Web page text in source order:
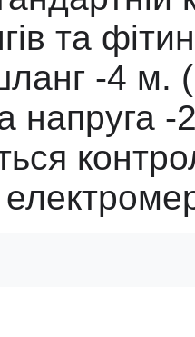
та
-4 м.
напруга